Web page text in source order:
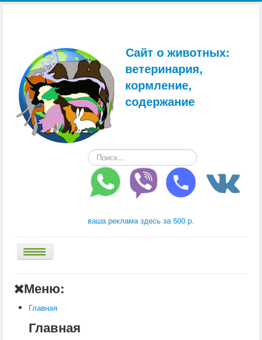
Сайт о животных:
ветеринария,
кормление,
содержание
Искать...
ваша реклама здесь за 500 р.
Меню:
Главная
Главная